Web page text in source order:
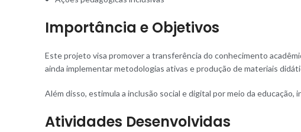
Importância e Objetivos
Este projeto visa promover a transferência do conhecimento
ainda implementar metodologias ativas e produção de materiais
Além disso, estimula a inclusão social e digital por meio da
Atividades Desenvolvidas